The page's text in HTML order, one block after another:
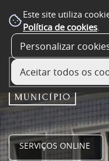
Este site utiliza
Política de cookies.
Personalizar
Aceitar todos os
SERVIÇOS ONLINE